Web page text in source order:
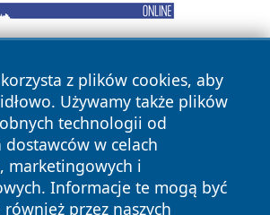
z plików cookies, aby
Używamy także plików
technologii od
dostawców w celach
marketingowych i
Informacje te mogą być
przez naszych
Wszystkie prawa zastrzeżone.